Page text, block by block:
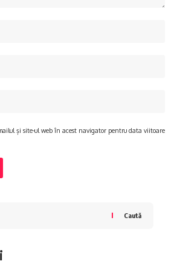
și site-ul web în acest navigator pentru data viitoare
Caută